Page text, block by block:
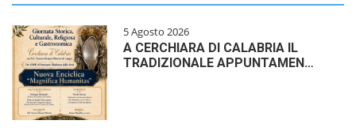
5 Agosto 2026
A CERCHIARA DI CALABRIA IL
TRADIZIONALE APPUNTAMEN…